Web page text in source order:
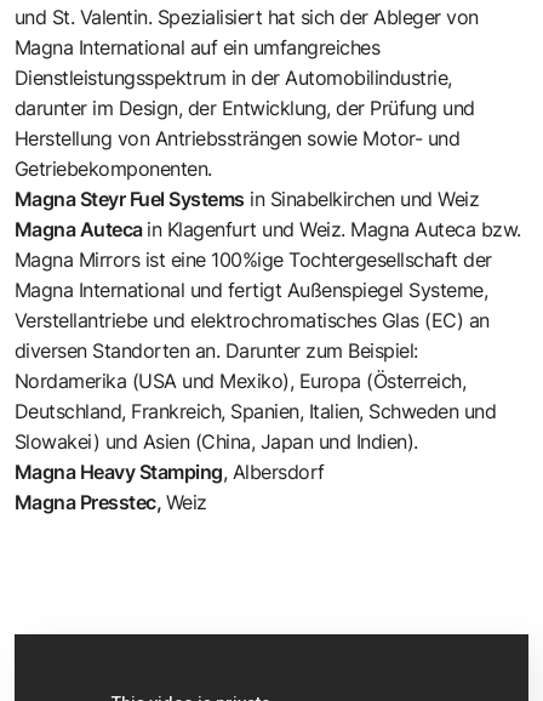
und St. Valentin. Spezialisiert hat sich der Ableger von
Magna International auf ein umfangreiches
Dienstleistungsspektrum in der Automobilindustrie,
darunter im Design, der Entwicklung, der Prüfung und
Herstellung von Antriebssträngen sowie Motor- und
Getriebekomponenten.
Magna Steyr Fuel Systems in Sinabelkirchen und Weiz
Magna Auteca in Klagenfurt und Weiz. Magna Auteca bzw.
Magna Mirrors ist eine 100%ige Tochtergesellschaft der
Magna International und fertigt Außenspiegel Systeme,
Verstellantriebe und elektrochromatisches Glas (EC) an
diversen Standorten an. Darunter zum Beispiel:
Nordamerika (USA und Mexiko), Europa (Österreich,
Deutschland, Frankreich, Spanien, Italien, Schweden und
Slowakei) und Asien (China, Japan und Indien).
Magna Heavy Stamping, Albersdorf
Magna Presstec, Weiz